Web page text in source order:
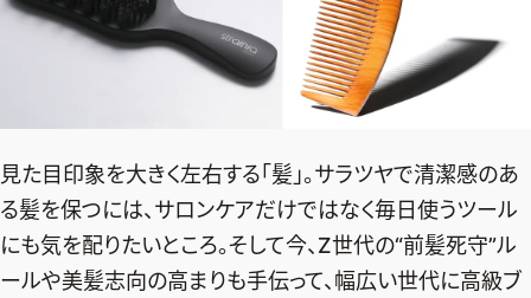
SHOPPING
エクラプレミアム通販
エクラ掲載品
エクラ限定アイテム
イーバイエクラ
見た目印象を大きく左右する「髪」。サラツヤで清潔感のあ
る髪を保つには、サロンケアだけではなく毎日使うツール
にも気を配りたいところ。そして今、Z世代の“前髪死守”ル
ールや美髪志向の高まりも手伝って、幅広い世代に高級ブ